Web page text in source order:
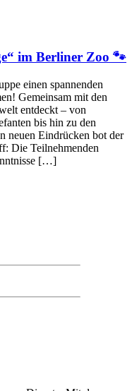
im Berliner Zoo 🐾
einen spannenden
Gemeinsam mit den
entdeckt – von
bis hin zu den
neuen Eindrücken bot der
Die Teilnehmenden
[…]